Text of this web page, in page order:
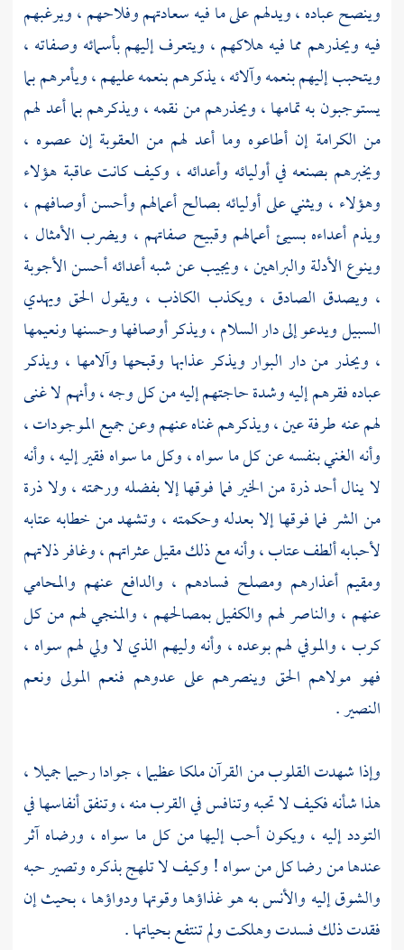
وينصح عباده ، ويدلهم على ما فيه سعادتهم وفلاحهم ، ويرغبهم
فيه ويحذرهم مما فيه هلاكهم ، ويتعرف إليهم بأسمائه وصفاته ،
ويتحبب إليهم بنعمه وآلائه ، يذكرهم بنعمه عليهم ، ويأمرهم بما
يستوجبون به تمامها ، ويحذرهم من نقمه ، ويذكرهم بما أعد لهم
من الكرامة إن أطاعوه وما أعد لهم من العقوبة إن عصوه ،
ويخبرهم بصنعه في أوليائه وأعدائه ، وكيف كانت عاقبة هؤلاء
وهؤلاء ، ويثني على أوليائه بصالح أعمالهم وأحسن أوصافهم ،
ويذم أعداءه بسيئ أعمالهم وقبيح صفاتهم ، ويضرب الأمثال ،
وينوع الأدلة والبراهين ، ويجيب عن شبه أعدائه أحسن الأجوبة
، ويصدق الصادق ، ويكذب الكاذب ، ويقول الحق ويهدي
السبيل ويدعو إلى دار السلام ، ويذكر أوصافها وحسنها ونعيمها
، ويحذر من دار البوار ويذكر عذابها وقبحها وآلامها ، ويذكر
عباده فقرهم إليه وشدة حاجتهم إليه من كل وجه ، وأنهم لا غنى
لهم عنه طرفة عين ، ويذكرهم غناه عنهم وعن جميع الموجودات ،
وأنه الغني بنفسه عن كل ما سواه ، وكل ما سواه فقير إليه ، وأنه
لا ينال أحد ذرة من الخير فما فوقها إلا بفضله ورحمته ، ولا ذرة
من الشر فما فوقها إلا بعدله وحكمته ، وتشهد من خطابه عتابه
لأحبابه ألطف عتاب ، وأنه مع ذلك مقيل عثراتهم ، وغافر ذلاتهم
ومقيم أعذارهم ومصلح فسادهم ، والدافع عنهم والمحامي
عنهم ، والناصر لهم والكفيل بمصالحهم ، والمنجي لهم من كل
كرب ، والموفي لهم بوعده ، وأنه وليهم الذي لا ولي لهم سواه ،
فهو مولاهم الحق وينصرهم على عدوهم فنعم المولى ونعم
النصير .
وإذا شهدت القلوب من القرآن ملكا عظيما ، جوادا رحيما جميلا ،
هذا شأنه فكيف لا تحبه وتنافس في القرب منه ، وتنفق أنفاسها في
التودد إليه ، ويكون أحب إليها من كل ما سواه ، ورضاه آثر
عندها من رضا كل من سواه ! وكيف لا تلهج بذكره وتصير حبه
والشوق إليه والأنس به هو غذاؤها وقوتها ودواؤها ، بحيث إن
فقدت ذلك فسدت وهلكت ولم تنتفع بحياتها .